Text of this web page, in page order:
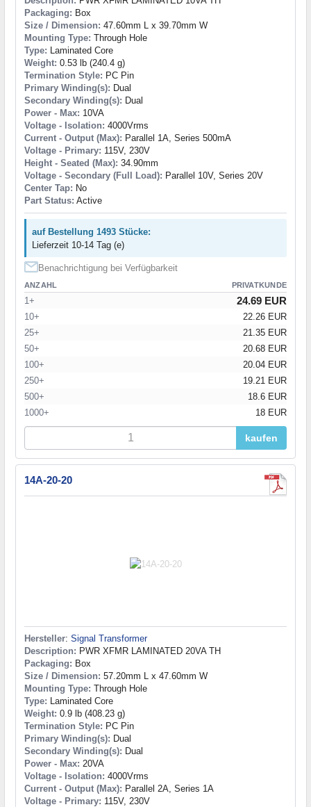
Packaging: Box
Size / Dimension: 47.60mm L x 39.70mm W
Mounting Type: Through Hole
Type: Laminated Core
Weight: 0.53 lb (240.4 g)
Termination Style: PC Pin
Primary Winding(s): Dual
Secondary Winding(s): Dual
Power - Max: 10VA
Voltage - Isolation: 4000Vrms
Current - Output (Max): Parallel 1A, Series 500mA
Voltage - Primary: 115V, 230V
Height - Seated (Max): 34.90mm
Voltage - Secondary (Full Load): Parallel 10V, Series 20V
Center Tap: No
Part Status: Active
auf Bestellung 1493 Stücke:
Lieferzeit 10-14 Tag (e)
Benachrichtigung bei Verfügbarkeit
ANZAHL PRIVATKUNDE
1+ 24.69 EUR
10+
22.26 EUR
25+
21.35 EUR
50+
20.68 EUR
100+
20.04 EUR
250+
19.21 EUR
500+
18.6 EUR
1000+
18 EUR
kaufen
14A-20-20
Hersteller: Signal Transformer
Description: PWR XFMR LAMINATED 20VA TH
Packaging: Box
Size / Dimension: 57.20mm L x 47.60mm W
Mounting Type: Through Hole
Type: Laminated Core
Weight: 0.9 lb (408.23 g)
Termination Style: PC Pin
Primary Winding(s): Dual
Secondary Winding(s): Dual
Power - Max: 20VA
Voltage - Isolation: 4000Vrms
Current - Output (Max): Parallel 2A, Series 1A
Voltage - Primary: 115V, 230V